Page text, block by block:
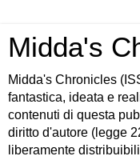
Midda's
Midda's Chronicles
fantastica, ideata e
contenuti di questa
diritto d'autore (legge
liberamente